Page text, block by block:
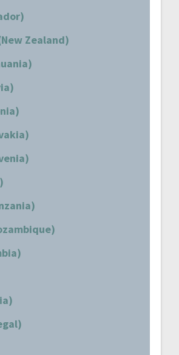
Zealand)